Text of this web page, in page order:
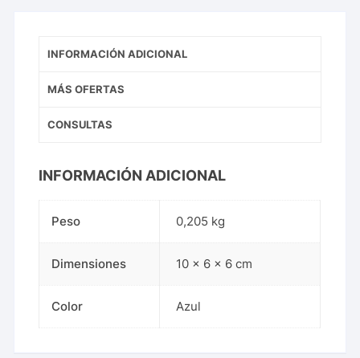
INFORMACIÓN ADICIONAL
MÁS OFERTAS
CONSULTAS
INFORMACIÓN ADICIONAL
Peso 0,205 kg
Dimensiones 10 × 6 × 6 cm
Color Azul